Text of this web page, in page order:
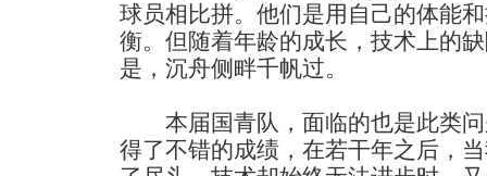
球员相比拼。他们是用自己的体能
衡。但随着年龄的成长，技术上的
是，沉舟侧畔千帆过。
本届国青队，面临的也是此类问
得了不错的成绩，在若干年之后，